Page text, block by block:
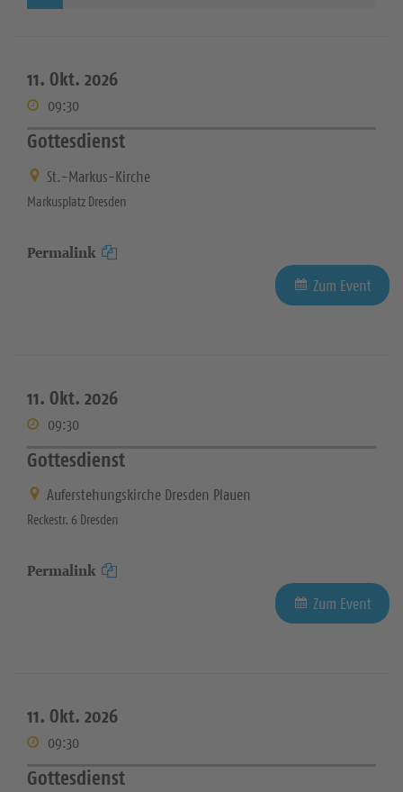
11. Okt. 2026
09:30
Gottesdienst
St.-Markus-Kirche
Markusplatz Dresden
Permalink
Zum Event
11. Okt. 2026
09:30
Gottesdienst
Auferstehungskirche Dresden Plauen
Reckestr. 6 Dresden
Permalink
Zum Event
11. Okt. 2026
09:30
Gottesdienst